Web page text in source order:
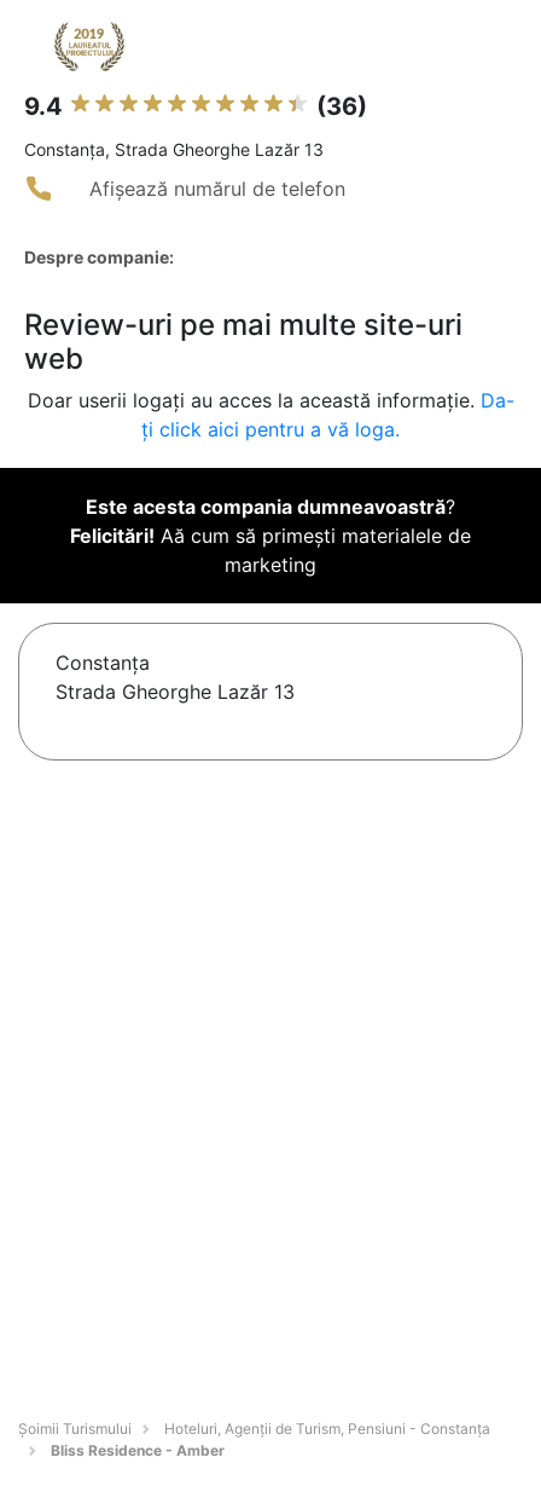
9.4 (36)
Constanţa, Strada Gheorghe Lazăr 13
Afișează numărul de telefon
Despre companie:
Review-uri pe mai multe site-uri
web
Doar userii logați au acces la această informație. Da-
ți click aici pentru a vă loga.
Este acesta compania dumneavoastră?
Felicitări! Aă cum să primești materialele de
marketing
Constanţa
Strada Gheorghe Lazăr 13
Șoimii Turismului
Hoteluri, Agenții de Turism, Pensiuni - Constanţa
Bliss Residence - Amber